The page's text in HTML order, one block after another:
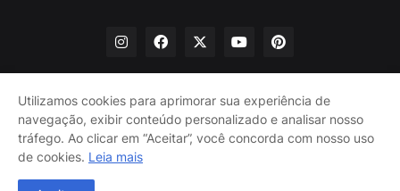
@ASSPRA RN Todos os direitos reservados. Design por
Início Quem Somos
Política de Privacidade
Contate-nos
Utilizamos cookies para aprimorar sua experiência de
navegação, exibir conteúdo personalizado e analisar nosso
tráfego. Ao clicar em “Aceitar”, você concorda com nosso uso
de cookies. Leia mais